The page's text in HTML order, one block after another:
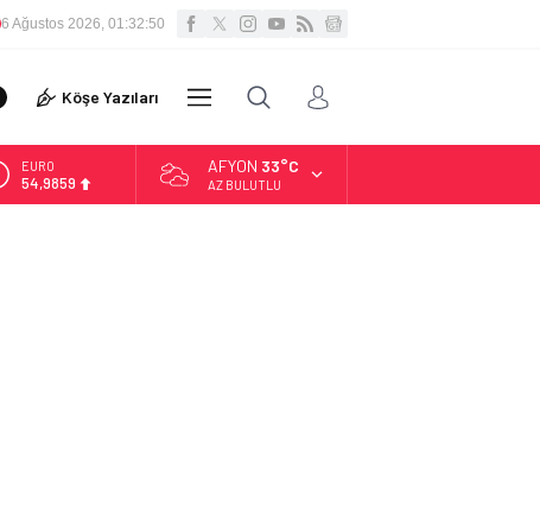
6 Ağustos 2026, 01:32:52
GALERİ
Köşe Yazıları DİĞER
ALTIN
6.496,95
AFYON 33°C
AZ BULUTLU